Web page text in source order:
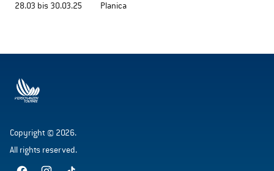
28.03 bis 30.03.25 Planica
Copyright © 2026.
All rights reserved.